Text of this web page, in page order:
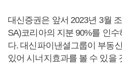
대신증권은 앞서 2023년 3월
SA)코리아의 지분 90%를 인
다. 대신파이낸셜그룹이 부동
있어 시너지효과를 볼 수 있을